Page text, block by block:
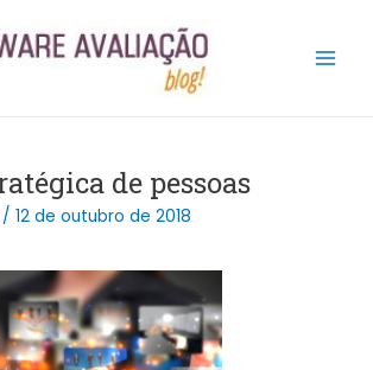
de pessoas
/12 de outubro de 2018